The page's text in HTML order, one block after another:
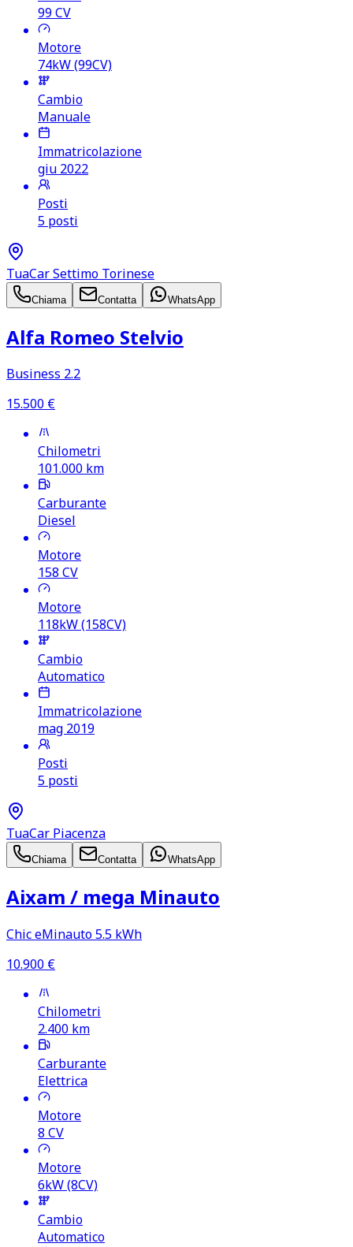
99CV
Motore
74kW (99CV)
Cambio
Manuale
Immatricolazione
giu 2022
Posti
5 posti
TuaCar Settimo Torinese
Chiama Contatta WhatsApp
Alfa Romeo Stelvio
Business 2.2
15.500 €
Chilometri
101.000 km
Carburante
Diesel
Motore
158 CV
Motore
118kW (158CV)
Cambio
Automatico
Immatricolazione
mag 2019
Posti
5 posti
TuaCar Piacenza
Chiama Contatta WhatsApp
Aixam /​ mega Minauto
Chic eMinauto 5.5 kWh
10.900 €
Chilometri
2.400 km
Carburante
Elettrica
Motore
8 CV
Motore
6kW (8CV)
Cambio
Automatico